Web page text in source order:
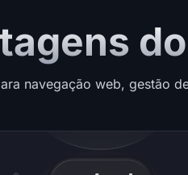
navegação web, gestão